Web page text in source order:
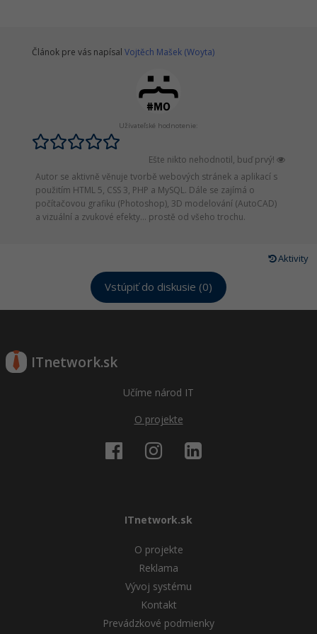
Článok pre vás napísal Vojtěch Mašek (Woyta)
Užívateľské hodnotenie:
Ešte nikto nehodnotil, buď prvý!
Autor se aktivně věnuje tvorbě webových stránek a aplikací s
použitím HTML 5, CSS 3, PHP a MySQL. Dále se zajímá o
počítačovou grafiku (Photoshop), 3D modelování (AutoCAD)
a vizuální a zvukové efekty... prostě od všeho trochu.
Aktivity
Vstúpiť do diskusie (0)
ITnetwork.sk
Učíme národ IT
O projekte
ITnetwork.sk
O projekte
Reklama
Vývoj systému
Kontakt
Prevádzkové podmienky